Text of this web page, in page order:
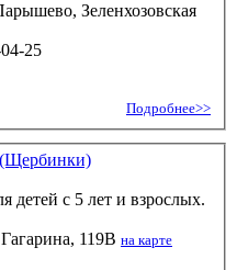
Зеленхозовская
25
Подробнее>>
детей с 5 лет и взрослых.
119В на карте